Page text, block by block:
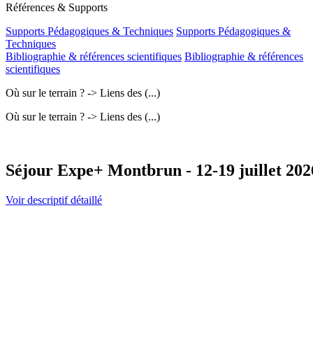
Références & Supports
Supports Pédagogiques & Techniques Supports Pédagogiques &
Techniques
Bibliographie & références scientifiques Bibliographie & références
scientifiques
Où sur le terrain ? -> Liens des (...)
Où sur le terrain ? -> Liens des (...)
Séjour Expe+ Montbrun - 12-19 juillet
Voir descriptif détaillé